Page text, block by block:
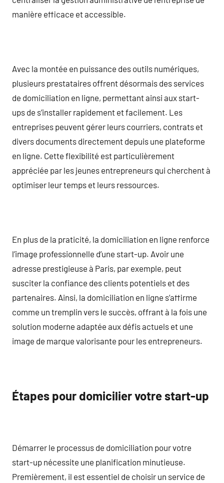
manière efficace et accessible.
Avec la montée en puissance des outils numériques,
plusieurs prestataires offrent désormais des services
de domiciliation en ligne, permettant ainsi aux start-
ups de s’installer rapidement et facilement. Les
entreprises peuvent gérer leurs courriers, contrats et
divers documents directement depuis une plateforme
en ligne. Cette flexibilité est particulièrement
appréciée par les jeunes entrepreneurs qui cherchent à
optimiser leur temps et leurs ressources.
En plus de la praticité, la domiciliation en ligne renforce
l’image professionnelle d’une start-up. Avoir une
adresse prestigieuse à Paris, par exemple, peut
susciter la confiance des clients potentiels et des
partenaires. Ainsi, la domiciliation en ligne s’affirme
comme un tremplin vers le succès, offrant à la fois une
solution moderne adaptée aux défis actuels et une
image de marque valorisante pour les entrepreneurs.
Étapes pour domicilier votre start-up
Démarrer le processus de domiciliation pour votre
start-up nécessite une planification minutieuse.
Premièrement, il est essentiel de choisir un service de